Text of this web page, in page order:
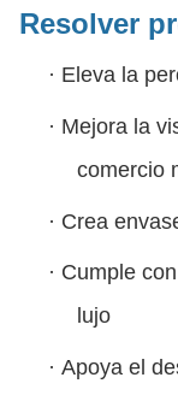
Resolver
· Eleva la
· Mejora la
comercio
· Crea
· Cumple
lujo
· Apoya el